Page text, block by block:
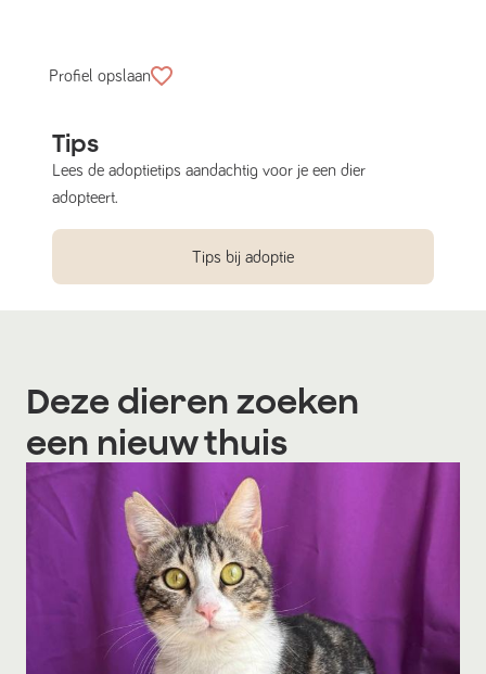
Profiel opslaan
Tips
Lees de adoptietips aandachtig voor je een dier
adopteert.
Tips bij adoptie
Deze dieren zoeken
een nieuw thuis